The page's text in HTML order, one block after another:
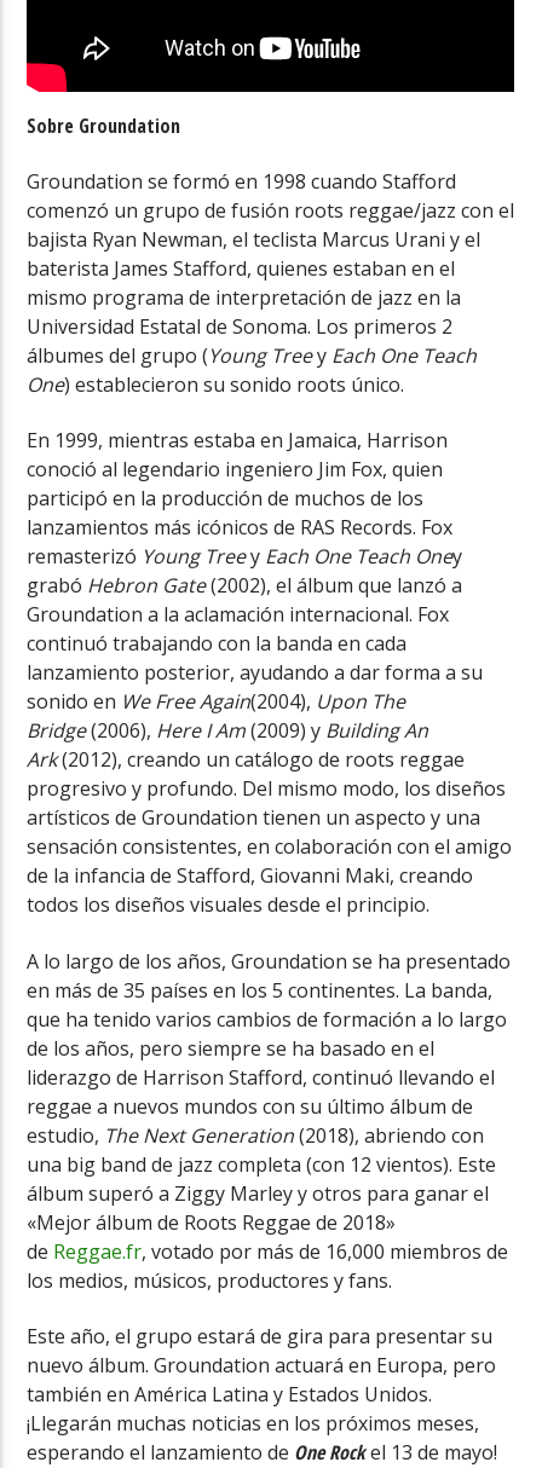
Sobre Groundation
Groundation se formó en 1998 cuando Stafford
comenzó un grupo de fusión roots reggae/jazz con el
bajista Ryan Newman, el teclista Marcus Urani y el
baterista James Stafford, quienes estaban en el
mismo programa de interpretación de jazz en la
Universidad Estatal de Sonoma. Los primeros 2
álbumes del grupo (Young Treey Each One Teach
One) establecieron su sonido roots único.
En 1999, mientras estaba en Jamaica, Harrison
conoció al legendario ingeniero Jim Fox, quien
participó en la producción de muchos de los
lanzamientos más icónicos de RAS Records. Fox
remasterizó Young Treey Each One Teach Oney
grabó Hebron Gate(2002), el álbum que lanzó a
Groundation a la aclamación internacional. Fox
continuó trabajando con la banda en cada
lanzamiento posterior, ayudando a dar forma a su
sonido en We Free Again(2004), Upon The
Bridge(2006), Here I Am(2009) y Building An
Ark(2012), creando un catálogo de roots reggae
progresivo y profundo. Del mismo modo, los diseños
artísticos de Groundation tienen un aspecto y una
sensación consistentes, en colaboración con el amigo
de la infancia de Stafford, Giovanni Maki, creando
todos los diseños visuales desde el principio.
A lo largo de los años, Groundation se ha presentado
en más de 35 países en los 5 continentes. La banda,
que ha tenido varios cambios de formación a lo largo
de los años, pero siempre se ha basado en el
liderazgo de Harrison Stafford, continuó llevando el
reggae a nuevos mundos con su último álbum de
estudio, The Next Generation(2018), abriendo con
una big band de jazz completa (con 12 vientos). Este
álbum superó a Ziggy Marley y otros para ganar el
«Mejor álbum de Roots Reggae de 2018»
de Reggae.fr, votado por más de 16,000 miembros de
los medios, músicos, productores y fans.
Este año, el grupo estará de gira para presentar su
nuevo álbum. Groundation actuará en Europa, pero
también en América Latina y Estados Unidos.
¡Llegarán muchas noticias en los próximos meses,
esperando el lanzamiento de One Rockel 13 de mayo!